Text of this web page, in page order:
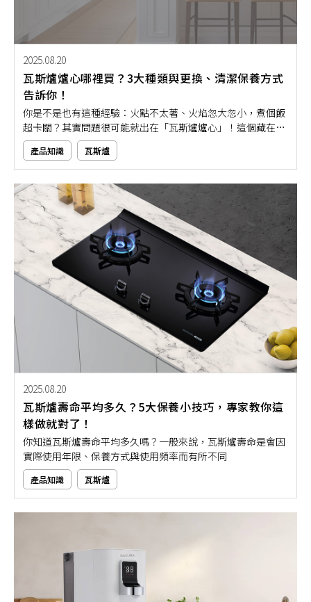
2025.08.20
瓦斯爐爐心哪裡買？3大種類與更換、清潔保養方式
告訴你！
你是不是也有這種經驗：火點不太著、火焰忽大忽小，煮個飯
超卡關？其實問題很可能就出在「瓦斯爐爐心」！這個藏在瓦
斯爐下的小零件，是火力穩不穩健的重要關鍵元素，一旦使用
久了卡油、積碳、老化都會影響瓦斯爐的使用。許多人會想
問：瓦斯爐爐心可以自行更換嗎？平常該如何維護清潔？如果
你也想要讓料理不卡關，那就要搞懂瓦斯爐爐心的保養秘訣！
產品知識 瓦斯爐
2025.08.20
瓦斯爐壽命平均多久？5大保養小技巧，專家教你這
樣做就對了！
你知道瓦斯爐壽命平均多久嗎？一般來說，瓦斯爐壽命是會因
實際使用年限、保養方式與使用頻率而有所不同
產品知識 瓦斯爐